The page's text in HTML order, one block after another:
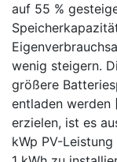
auf 55 %
wenig steigern.
größere
entladen werden
erzielen, ist es
kWp PV-